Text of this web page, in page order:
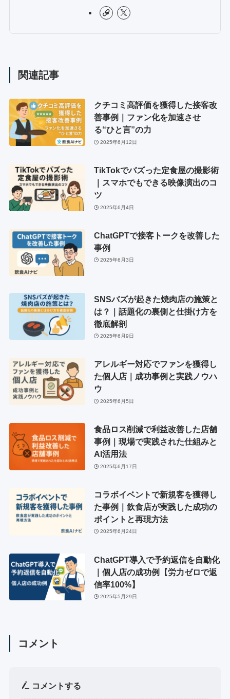
関連記事
クチコミ高評価を獲得した接客改
善事例｜ファン化を加速させ
る“ひと言”の力
2025年6月12日
TikTokでバズった定食屋の撮影術
｜スマホでもできる映像演出のコ
ツ
2025年6月4日
ChatGPTで接客トークを改善した
事例
2025年6月3日
SNSバズが起きた焼肉店の施策と
は？｜話題化の裏側と仕掛け方を
徹底解剖
2025年6月9日
アレルギー対応でファンを獲得し
た個人店｜成功事例と実践ノウハ
ウ
2025年6月5日
食品ロス削減で利益改善した店舗
事例｜現場で実践された仕組みと
AI活用法
2025年6月17日
コラボイベントで新規客を獲得し
た事例｜飲食店が実践した成功の
ポイントと再現方法
2025年6月24日
ChatGPT導入で予約返信を自動化
｜個人店の成功例【労力ゼロで返
信率100%】
2025年5月29日
コメント
コメントする